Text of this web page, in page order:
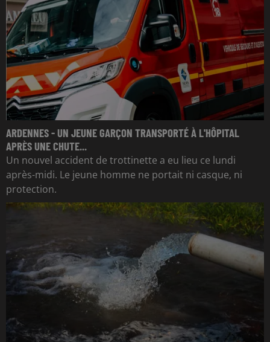
ARDENNES - UN JEUNE GARÇON TRANSPORTÉ À L'HÔPITAL
APRÈS UNE CHUTE...
Un nouvel accident de trottinette a eu lieu ce lundi
après-midi. Le jeune homme ne portait ni casque, ni
protection.